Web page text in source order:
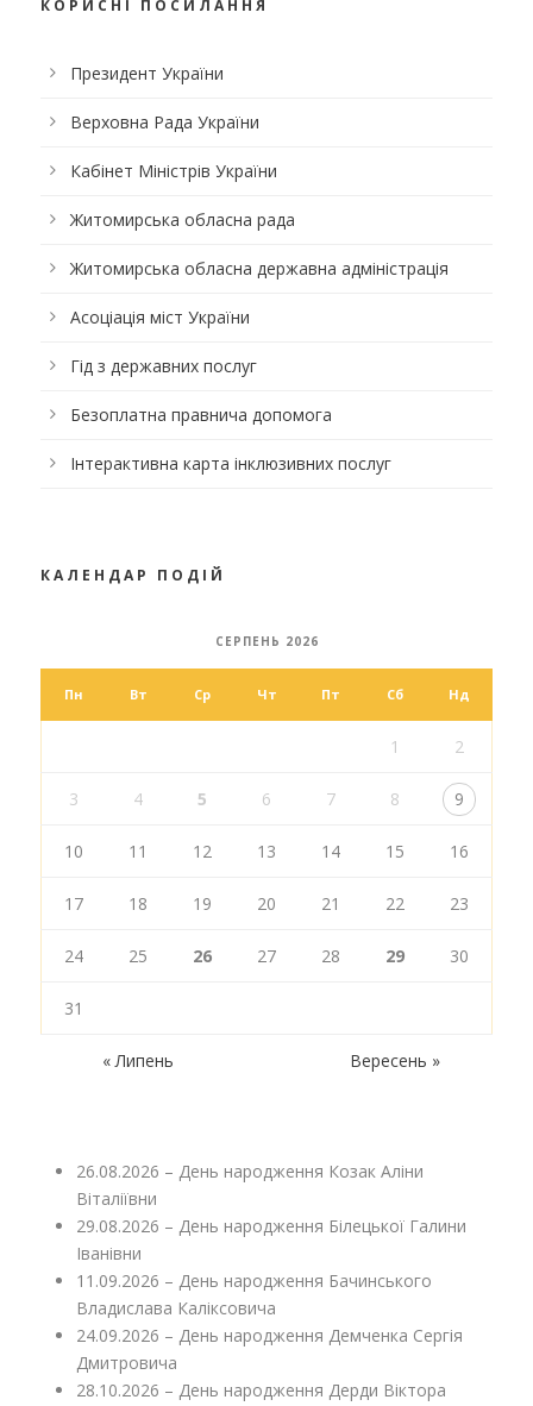
КОРИСНІ ПОСИЛАННЯ
Президент України
Верховна Рада України
Кабінет Міністрів України
Житомирська обласна рада
Житомирська обласна державна адміністрація
Асоціація міст України
Гід з державних послуг
Безоплатна правнича допомога
Інтерактивна карта інклюзивних послуг
КАЛЕНДАР ПОДІЙ
СЕРПЕНЬ 2026
Пн Вт Ср Чт Пт Сб Нд
1 2
3 4 5 6 7 8 9
10 11 12 13 14 15 16
17 18 19 20 21 22 23
24 25 26 27 28 29 30
31
« Липень Вересень »
26.08.2026 – День народження Козак Аліни
Віталіївни
29.08.2026 – День народження Білецької Галини
Іванівни
11.09.2026 – День народження Бачинського
Владислава Каліксовича
24.09.2026 – День народження Демченка Сергія
Дмитровича
28.10.2026 – День народження Дерди Віктора